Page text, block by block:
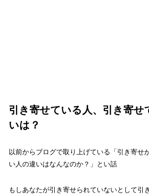
引き寄せている人、引き寄せ
いは？
以前からブログで取り上げている「引き寄せ
い人の違いはなんなのか？」とい話
もしあなたが引き寄せられていないとして引